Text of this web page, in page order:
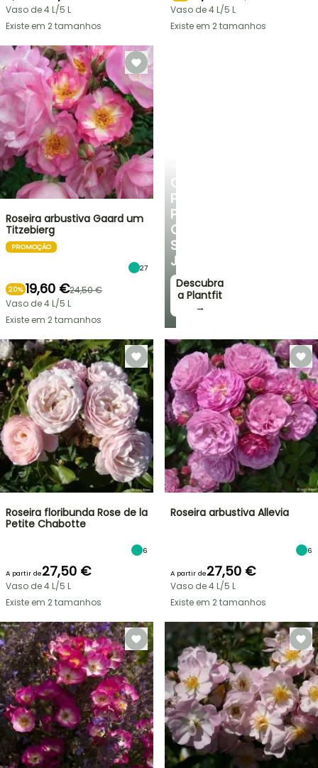
CONSELHOS
PERSONALIZADOS
PARA
O
SEU
JARDIM
Descubra
a Plantfit
→
Vaso de 4 L/5 L
Existe em 2 tamanhos
Vaso de 4 L/5 L
Existe em 2 tamanhos
Roseira arbustiva Gaard um
Titzebierg
PROMOÇÃO
27
20% 19,60 €24,50 €
Vaso de 4 L/5 L
Existe em 2 tamanhos
Roseira floribunda Rose de la
Petite Chabotte
6
A partir de27,50 €
Vaso de 4 L/5 L
Existe em 2 tamanhos
Roseira arbustiva Allevia
6
A partir de27,50 €
Vaso de 4 L/5 L
Existe em 2 tamanhos